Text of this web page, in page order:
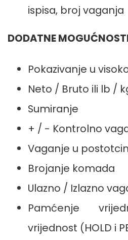
ispisa, broj vaganja
DODATNE
Pokazivanje u
Neto / Bruto ili lb /
Sumiranje
+ / - Kontrolno
Vaganje u
Brojanje komada
Ulazno / Izlazno
Pamćenje
vrijednost (HOLD i